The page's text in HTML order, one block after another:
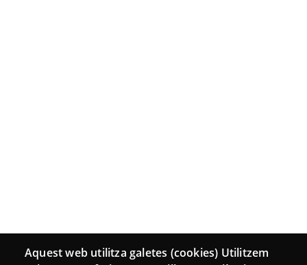
Aquest web utilitza galetes (cookies) Utilitzem